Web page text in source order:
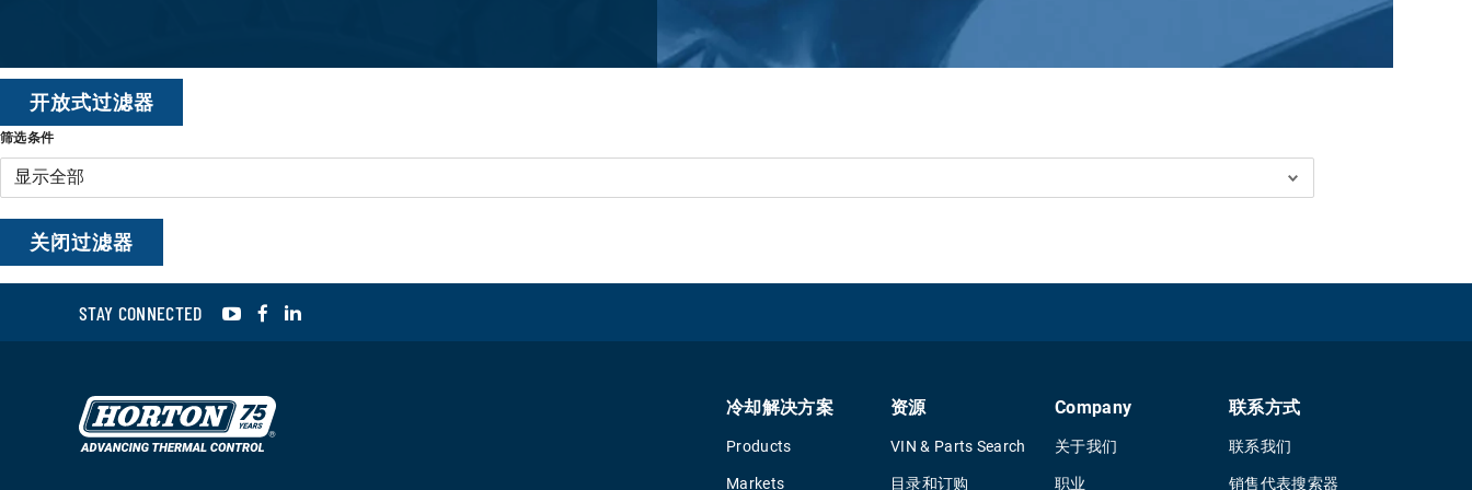
开放式过滤器
过
滤
筛选条件
关闭过滤器
STAY CONNECTED YouTubeFacebook
冷却解决方案
Products
Markets
资源
VIN & Parts Search
目录和订购
Company
关于我们
职业
联系方式
联系我们
销售代表搜索器